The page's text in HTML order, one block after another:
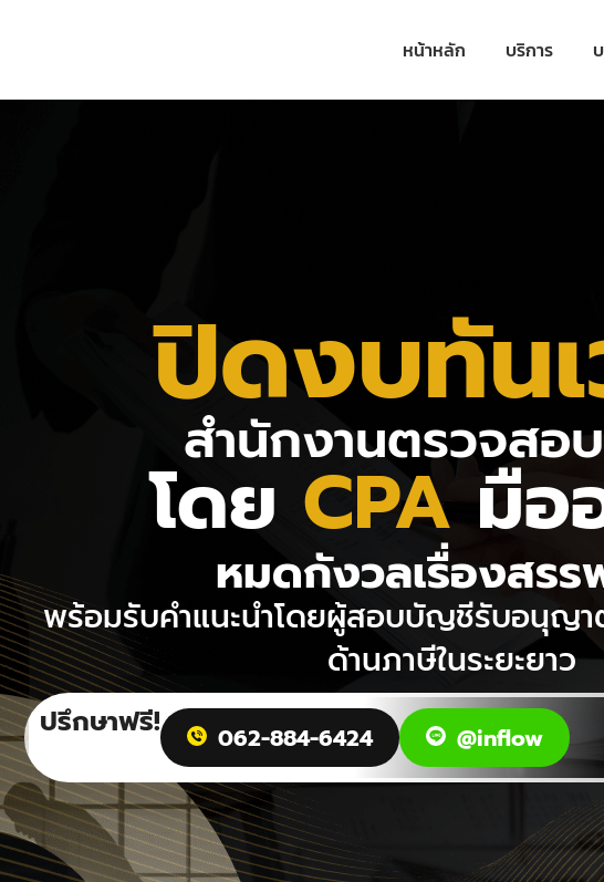
หน้าหลัก บริการ
ปิดงบทันเ
สำนักงานตรวจส
โดย CPAมือ
หมดกังวลเรื่องสรร
พร้อมรับคำแนะนำโดยผู้สอบบัญชีรับอนุญา
ด้านภาษีในระยะยาว
ปรึกษาฟรี! 062-884-6424 @inflow